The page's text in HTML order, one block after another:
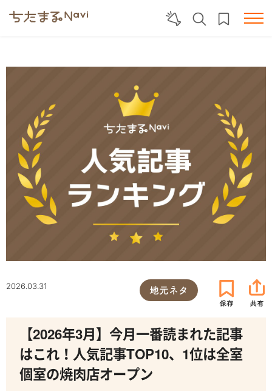
2026.03.31 地元ネタ
【2026年3月】今月一番読まれた記事
はこれ！人気記事TOP10、1位は全室
個室の焼肉店オープン